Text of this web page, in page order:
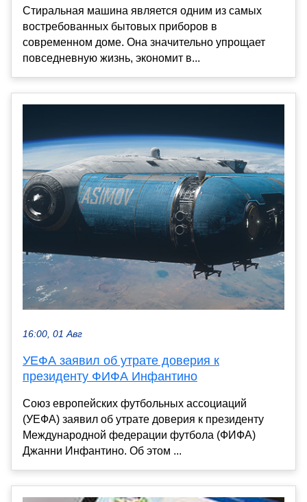
Стиральная машина является одним из самых
востребованных бытовых приборов в
современном доме. Она значительно упрощает
повседневную жизнь, экономит в...
16:00, 01 Авг
УЕФА заявил об утрате доверия к
президенту ФИФА Инфантино
Союз европейских футбольных ассоциаций
(УЕФА) заявил об утрате доверия к президенту
Международной федерации футбола (ФИФА)
Джанни Инфантино. Об этом ...